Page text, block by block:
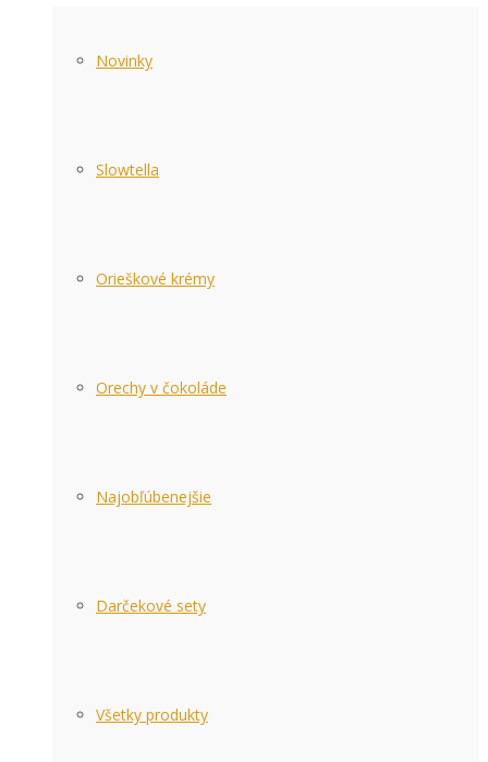
Novinky
Slowtella
Orieškové krémy
Orechy v čokoláde
Najobľúbenejšie
Darčekové sety
Všetky produkty